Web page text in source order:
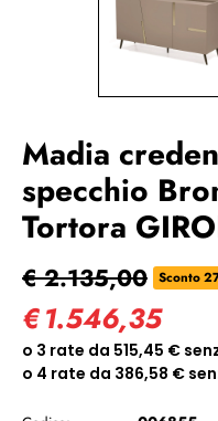
Madia
specchio
Tortora
€ 2.135,00 Sconto
€1.546,35